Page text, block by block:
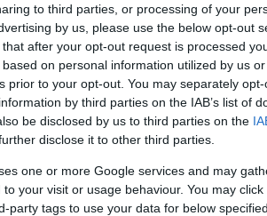
to third parties, or processing of your
by us, please use the below opt-out
after your opt-out request is processed
on personal information utilized by us
prior to your opt-out. You may separately
by third parties on the IAB’s list of
be disclosed by us to third parties on the
disclose it to other third parties.
one or more Google services and may
your visit or usage behaviour. You may
party tags to use your data for below
και υποδομών με ισχυρή
υπερηφάνεια ότι η
Leader στο Gartner® Magic
Future τόσο ως προς το
cyber threat intelligence,
και να αντιμετωπίζουν